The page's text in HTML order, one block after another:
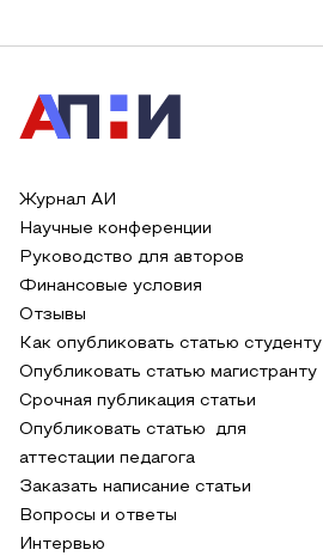
Журнал АИ
Научные конференции
Руководство для авторов
Финансовые условия
Отзывы
Как опубликовать статью студенту
Опубликовать статью магистранту
Срочная публикация статьи
Опубликовать статью для
аттестации педагога
Заказать написание статьи
Вопросы и ответы
Интервью